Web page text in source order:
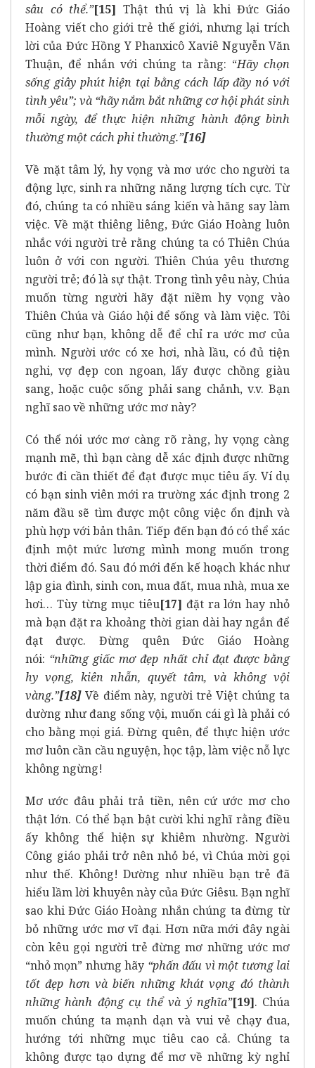
sâu có thể.”[15] Thật thú vị là khi Đức Giáo
Hoàng viết cho giới trẻ thế giới, nhưng lại trích
lời của Đức Hồng Y Phanxicô Xaviê Nguyễn Văn
Thuận, để nhắn với chúng ta rằng: “Hãy chọn
sống giây phút hiện tại bằng cách lấp đầy nó với
tình yêu”; và “hãy nắm bắt những cơ hội phát sinh
mỗi ngày, để thực hiện những hành động bình
thường một cách phi thường.”[16]
Về mặt tâm lý, hy vọng và mơ ước cho người ta
động lực, sinh ra những năng lượng tích cực. Từ
đó, chúng ta có nhiều sáng kiến và hăng say làm
việc. Về mặt thiêng liêng, Đức Giáo Hoàng luôn
nhắc với người trẻ rằng chúng ta có Thiên Chúa
luôn ở với con người. Thiên Chúa yêu thương
người trẻ; đó là sự thật. Trong tình yêu này, Chúa
muốn từng người hãy đặt niềm hy vọng vào
Thiên Chúa và Giáo hội để sống và làm việc. Tôi
cũng như bạn, không dễ để chỉ ra ước mơ của
mình. Người ước có xe hơi, nhà lầu, có đủ tiện
nghi, vợ đẹp con ngoan, lấy được chồng giàu
sang, hoặc cuộc sống phải sang chảnh, v.v. Bạn
nghĩ sao về những ước mơ này?
Có thể nói ước mơ càng rõ ràng, hy vọng càng
mạnh mẽ, thì bạn càng dễ xác định được những
bước đi cần thiết để đạt được mục tiêu ấy. Ví dụ
có bạn sinh viên mới ra trường xác định trong 2
năm đầu sẽ tìm được một công việc ổn định và
phù hợp với bản thân. Tiếp đến bạn đó có thể xác
định một mức lương mình mong muốn trong
thời điểm đó. Sau đó mới đến kế hoạch khác như
lập gia đình, sinh con, mua đất, mua nhà, mua xe
hơi… Tùy từng mục tiêu[17] đặt ra lớn hay nhỏ
mà bạn đặt ra khoảng thời gian dài hay ngắn để
đạt được. Đừng quên Đức Giáo Hoàng
nói: “những giấc mơ đẹp nhất chỉ đạt được bằng
hy vọng, kiên nhẫn, quyết tâm, và không vội
vàng.”[18] Về điểm này, người trẻ Việt chúng ta
dường như đang sống vội, muốn cái gì là phải có
cho bằng mọi giá. Đừng quên, để thực hiện ước
mơ luôn cần cầu nguyện, học tập, làm việc nỗ lực
không ngừng!
Mơ ước đâu phải trả tiền, nên cứ ước mơ cho
thật lớn. Có thể bạn bật cười khi nghĩ rằng điều
ấy không thể hiện sự khiêm nhường. Người
Công giáo phải trở nên nhỏ bé, vì Chúa mời gọi
như thế. Không! Dường như nhiều bạn trẻ đã
hiểu lầm lời khuyên này của Đức Giêsu. Bạn nghĩ
sao khi Đức Giáo Hoàng nhắn chúng ta đừng từ
bỏ những ước mơ vĩ đại. Hơn nữa mới đây ngài
còn kêu gọi người trẻ đừng mơ những ước mơ
“nhỏ mọn” nhưng hãy “phấn đấu vì một tương lai
tốt đẹp hơn và biến những khát vọng đó thành
những hành động cụ thể và ý nghĩa”[19]. Chúa
muốn chúng ta mạnh dạn và vui vẻ chạy đua,
hướng tới những mục tiêu cao cả. Chúng ta
không được tạo dựng để mơ về những kỳ nghỉ